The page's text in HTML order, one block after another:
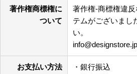
著作権商標権に
ついて
著作権-商標権違
テムがございまし
い。
info@designstore.jp
お支払い方法
・銀行振込